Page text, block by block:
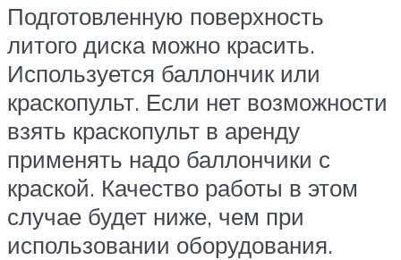
Подготовленную поверхность
литого диска можно красить.
Используется баллончик или
краскопульт. Если нет возможности
взять краскопульт в аренду
применять надо баллончики с
краской. Качество работы в этом
случае будет ниже, чем при
использовании оборудования.